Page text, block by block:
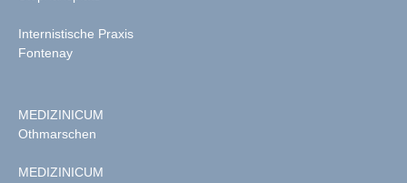
Internistische Praxis
Fontenay
MEDIZINICUM
Othmarschen
MEDIZINICUM